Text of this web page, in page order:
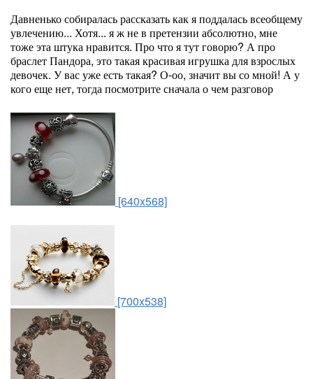
Давненько собиралась рассказать как я поддалась всеобщему
увлечению... Хотя... я ж не в претензии абсолютно, мне
тоже эта штука нравится. Про что я тут говорю? А про
браслет Пандора, это такая красивая игрушка для взрослых
девочек. У вас уже есть такая? О-оо, значит вы со мной! А у
кого еще нет, тогда посмотрите сначала о чем разговор
[640x568]
[700x538]